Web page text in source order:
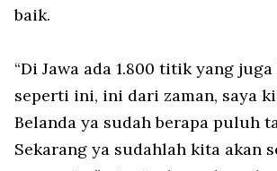
baik.
“Di Jawa ada 1.800 titik yang
seperti ini, ini dari zaman, saya
Belanda ya sudah berapa puluh
Sekarang ya sudahlah kita akan